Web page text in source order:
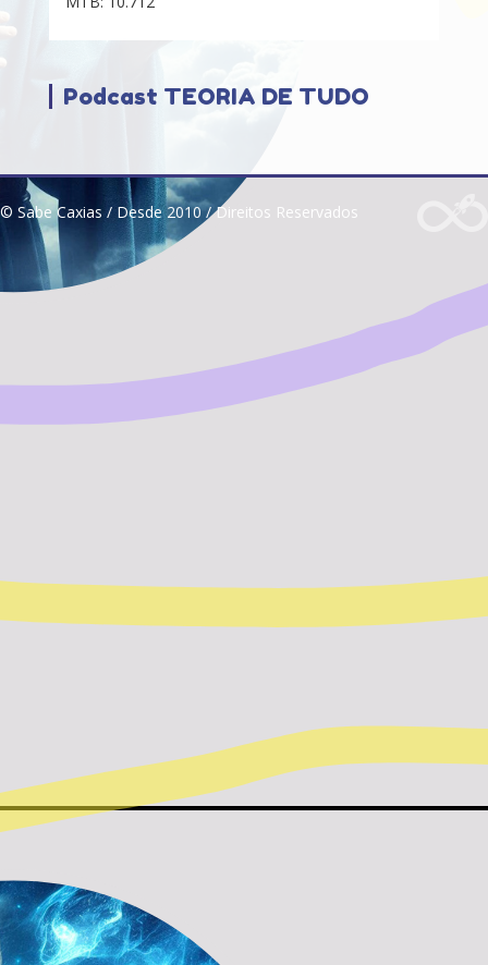
Podcast TEORIA DE TUDO
© Sabe Caxias / Desde 2010 / Direitos Reservados